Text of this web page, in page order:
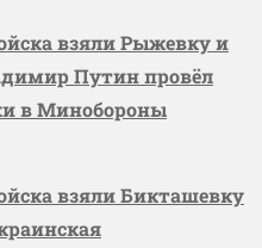
взяли Рыжевку и
Путин провёл
в Минобороны
взяли Бикташевку